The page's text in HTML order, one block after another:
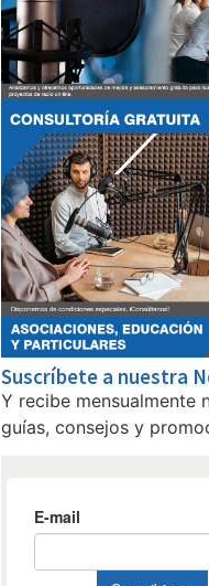
Suscríbete a nuestra
Y recibe mensualmente
guías, consejos y